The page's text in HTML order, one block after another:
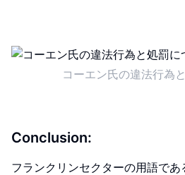
コーエン氏の違法行為
Conclusion:
フランクリンセクターの用語で